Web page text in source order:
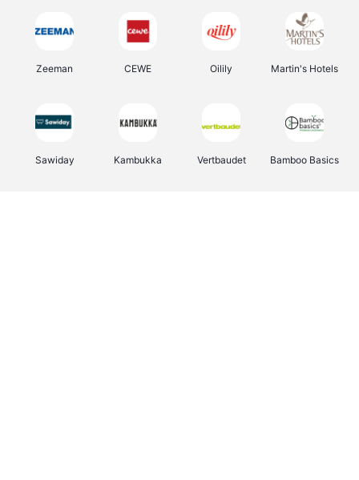
Zeeman CEWE Oilily Martin's Hotels
Sawiday Kambukka Vertbaudet Bamboo Basics